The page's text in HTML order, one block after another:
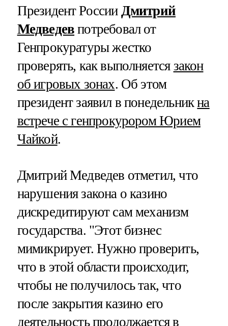
Президент России Дмитрий
Медведев потребовал от
Генпрокуратуры жестко
проверять, как выполняется закон
об игровых зонах. Об этом
президент заявил в понедельникна
встрече с генпрокурором Юрием
Чайкой.
Дмитрий Медведев отметил, что
нарушения закона о казино
дискредитируют сам механизм
государства. "Этот бизнес
мимикрирует. Нужно проверить,
что в этой области происходит,
чтобы не получилось так, что
после закрытия казино его
деятельность продолжается в